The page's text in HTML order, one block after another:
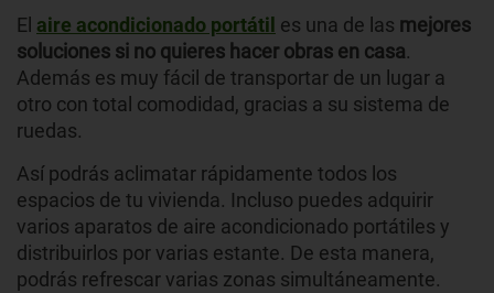
El aire acondicionado portátil es una de las mejores
soluciones si no quieres hacer obras en casa.
Además es muy fácil de transportar de un lugar a
otro con total comodidad, gracias a su sistema de
ruedas.
Así podrás aclimatar rápidamente todos los
espacios de tu vivienda. Incluso puedes adquirir
varios aparatos de aire acondicionado portátiles y
distribuirlos por varias estante. De esta manera,
podrás refrescar varias zonas simultáneamente.